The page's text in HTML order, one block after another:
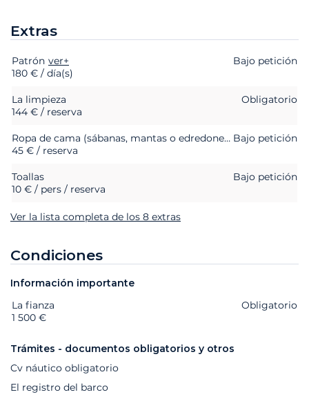
Extras
Extras Estado
Patrón ver+
Bajo petición
180 € / día(s)
La limpieza
Obligatorio
144 € / reserva
Ropa de cama (sábanas, mantas o edredones, almohadas y fundas de almohada) Bajo petición
45 € / reserva
Toallas
Bajo petición
10 € / pers / reserva
Ver la lista completa de los 8 extras
Condiciones
Información importante
Extras Estado
La fianza
Obligatorio
1 500 €
Trámites - documentos obligatorios y otros
Cv náutico obligatorio
El registro del barco